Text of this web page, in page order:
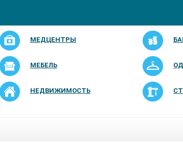
МЕДЦЕНТРЫ
МЕБЕЛЬ
НЕДВИЖИМОСТЬ